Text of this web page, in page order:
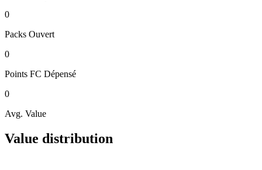
0
Packs Ouvert
0
Points FC Dépensé
0
Avg. Value
Value distribution